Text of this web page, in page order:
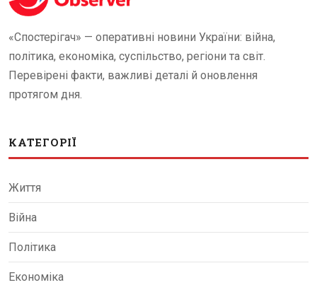
«Спостерігач» — оперативні новини України: війна,
політика, економіка, суспільство, регіони та світ.
Перевірені факти, важливі деталі й оновлення
протягом дня.
КАТЕГОРІЇ
Життя
Війна
Політика
Економіка